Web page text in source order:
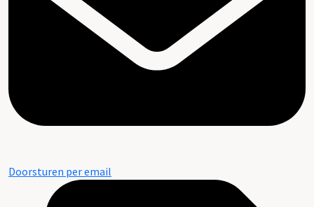
Doorsturen per email